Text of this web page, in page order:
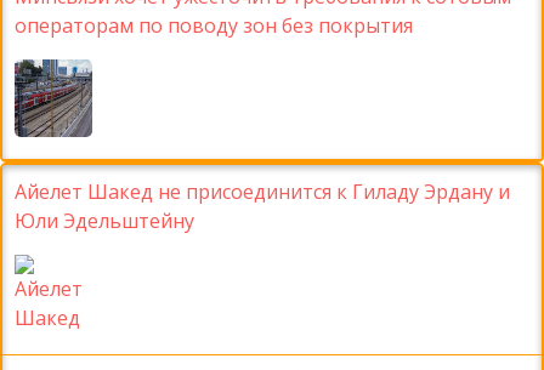
операторам по поводу зон без покрытия
Айелет Шакед не присоединится к Гиладу Эрдану и
Юли Эдельштейну